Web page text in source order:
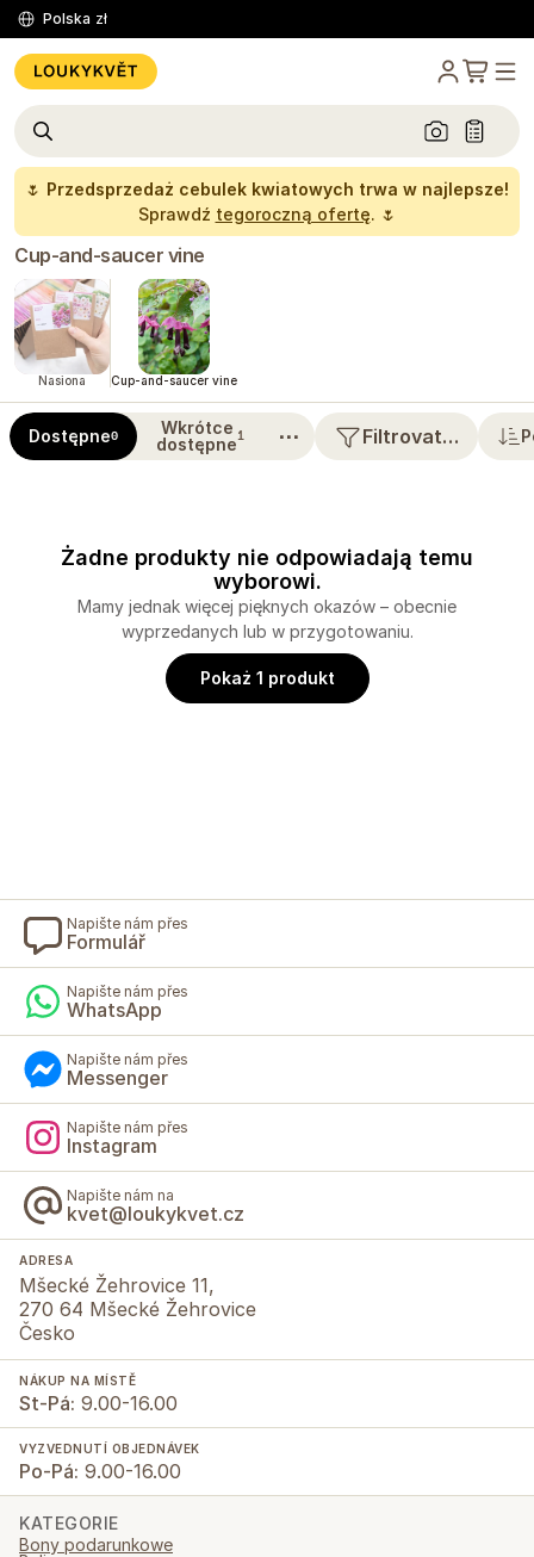
Polska zł
🌷 Przedsprzedaż cebulek kwiatowych trwa w najlepsze!
Sprawdź tegoroczną ofertę. 🌷
Cup-and-saucer vine
Nasiona Cup-and-saucer vine
Dostępne0
Wkrótce
dostępne1 ⋯ Filtrovat…
Żadne produkty nie odpowiadają temu
wyborowi.
Mamy jednak więcej pięknych okazów – obecnie
wyprzedanych lub w przygotowaniu.
Pokaż 1 produkt
Napište nám přes
Formulář
Napište nám přes
WhatsApp
Napište nám přes
Messenger
Napište nám přes
Instagram
Napište nám na
kvet@loukykvet.cz
ADRESA
Mšecké Žehrovice 11,
270 64 Mšecké Žehrovice
Česko
NÁKUP NA MÍSTĚ
St-Pá: 9.00-16.00
VYZVEDNUTÍ OBJEDNÁVEK
Po-Pá: 9.00-16.00
KATEGORIE
Bony podarunkowe